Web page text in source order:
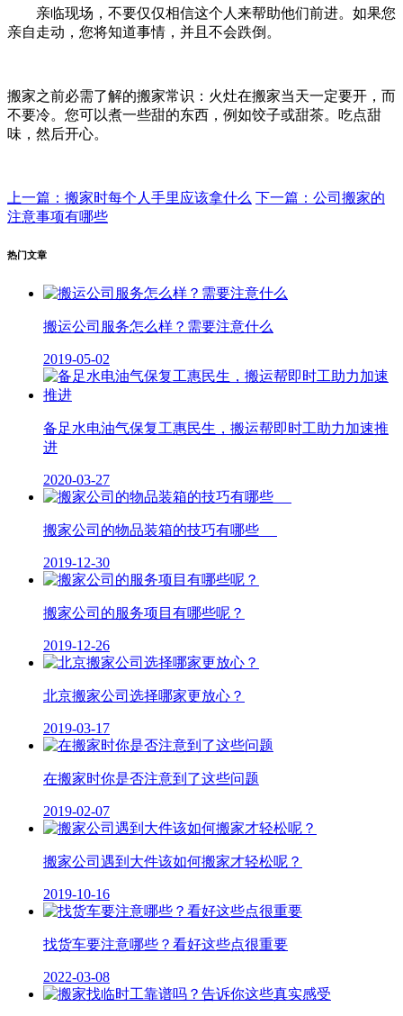
亲临现场，不要仅仅相信这个人来帮助他们前进。如果您
亲自走动，您将知道事情，并且不会跌倒。
搬家之前必需了解的搬家常识：火灶在搬家当天一定要开，而
不要冷。您可以煮一些甜的东西，例如饺子或甜茶。吃点甜
味，然后开心。
上一篇：搬家时每个人手里应该拿什么 下一篇：公司搬家的
注意事项有哪些
热门文章
搬运公司服务怎么样？需要注意什么
2019-05-02
备足水电油气保复工惠民生，搬运帮即时工助力加速推
进
2020-03-27
搬家公司的物品装箱的技巧有哪些
2019-12-30
搬家公司的服务项目有哪些呢？
2019-12-26
北京搬家公司选择哪家更放心？
2019-03-17
在搬家时你是否注意到了这些问题
2019-02-07
搬家公司遇到大件该如何搬家才轻松呢？
2019-10-16
找货车要注意哪些？看好这些点很重要
2022-03-08